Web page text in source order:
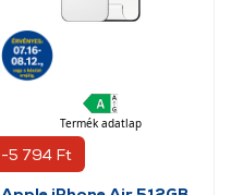
-5 794 Ft
Termék adatlap